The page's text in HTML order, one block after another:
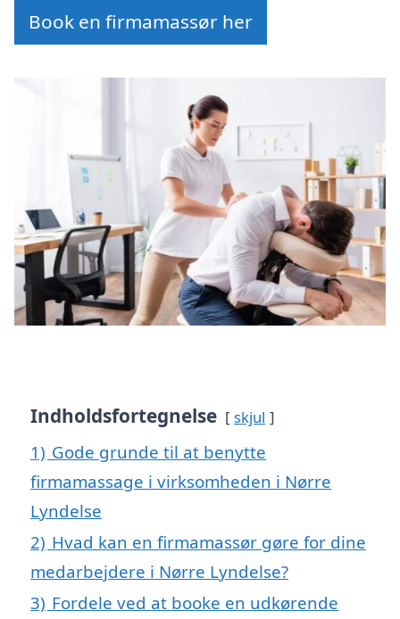
Book en firmamassør her
Indholdsfortegnelse skjul
1) Gode grunde til at benytte
firmamassage i virksomheden i Nørre
Lyndelse
2) Hvad kan en firmamassør gøre for dine
medarbejdere i Nørre Lyndelse?
3) Fordele ved at booke en udkørende